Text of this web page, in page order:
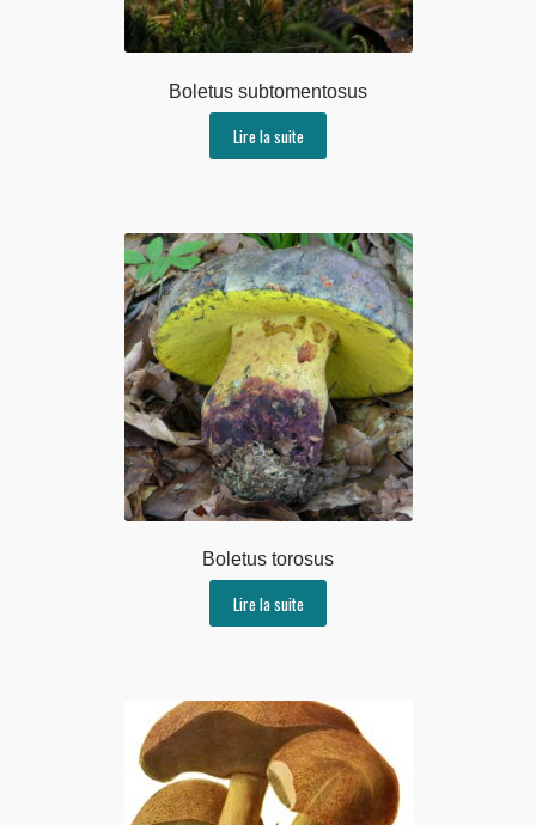
Boletus subtomentosus
Lire la suite
Boletus torosus
Lire la suite